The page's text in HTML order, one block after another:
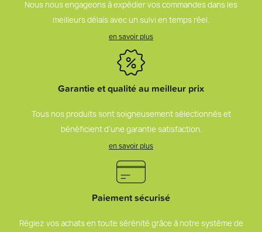
Nous nous engageons à expédier vos commandes dans les
meilleurs délais avec un suivi en temps réel.
en savoir plus
Garantie et qualité au meilleur prix
Tous nos produits sont soigneusement sélectionnés et
bénéficient d’une garantie satisfaction.
en savoir plus
Paiement sécurisé
Réglez vos achats en toute sérénité grâce à notre système de